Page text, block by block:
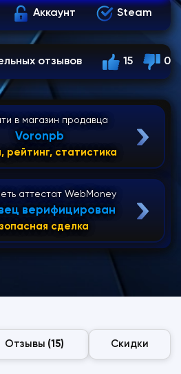
Аккаунт Steam
отзывов 15 0
в магазин продавца
Voronpb
рейтинг, статистика
аттестат WebMoney
верифицирован
сделка
Отзывы (15) Скидки